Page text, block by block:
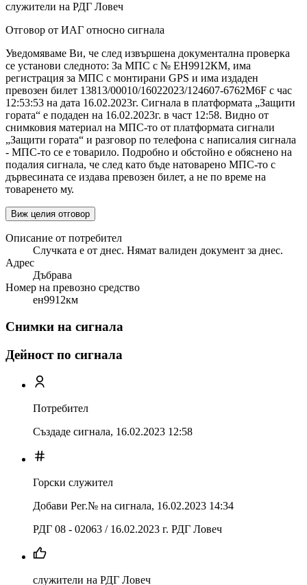
служители на РДГ Ловеч
Отговор от ИАГ относно сигнала
Уведомяваме Ви, че след извършена документална проверка
се установи следното: За МПС с № ЕН9912КМ, има
регистрация за МПС с монтирани GPS и има издаден
превозен билет 13813/00010/16022023/124607-6762M6F с час
12:53:53 на дата 16.02.2023г. Сигнала в платформата „Защити
гората“ е подаден на 16.02.2023г. в част 12:58. Видно от
снимковия материал на МПС-то от платформата сигнали
„Защити гората“ и разговор по телефона с написалия сигнала
- МПС-то се е товарило. Подробно и обстойно е обяснено на
подалия сигнала, че след като бъде натоварено МПС-то с
дървесината се издава превозен билет, а не по време на
товаренето му.
Виж целия отговор
Описание от потребител
Случката е от днес. Нямат валиден документ за днес.
Адрес
Дъбрава
Номер на превозно средство
ен9912км
Снимки на сигнала
Дейност по сигнала
Потребител
Създаде сигнала, 16.02.2023 12:58
Горски служител
Добави Рег.№ на сигнала, 16.02.2023 14:34
РДГ 08 - 02063 / 16.02.2023 г. РДГ Ловеч
служители на РДГ Ловеч